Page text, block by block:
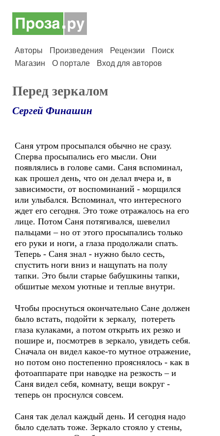
Авторы Произведения Рецензии
Поиск
Магазин
О портале Вход для авторов
Перед зеркалом
Сергей Финашин
Саня утром просыпался обычно не сразу.
Сперва просыпались его мысли. Они
появлялись в голове сами. Саня вспоминал,
как прошел день, что он делал вчера и, в
зависимости, от воспоминаний - морщился
или улыбался. Вспоминал, что интересного
ждет его сегодня. Это тоже отражалось на его
лице. Потом Саня потягивался, шевелил
пальцами – но от этого просыпались только
его руки и ноги, а глаза продолжали спать.
Теперь - Саня знал - нужно было сесть,
спустить ноги вниз и нащупать на полу
тапки. Это были старые бабушкины тапки,
обшитые мехом уютные и теплые внутри.
Чтобы проснуться окончательно Сане должен
было встать, подойти к зеркалу, потереть
глаза кулаками, а потом открыть их резко и
пошире и, посмотрев в зеркало, увидеть себя.
Сначала он видел какое-то мутное отражение,
но потом оно постепенно прояснялось - как в
фотоаппарате при наводке на резкость – и
Саня видел себя, комнату, вещи вокруг -
теперь он проснулся совсем.
Саня так делал каждый день. И сегодня надо
было сделать тоже. Зеркало стояло у стены,